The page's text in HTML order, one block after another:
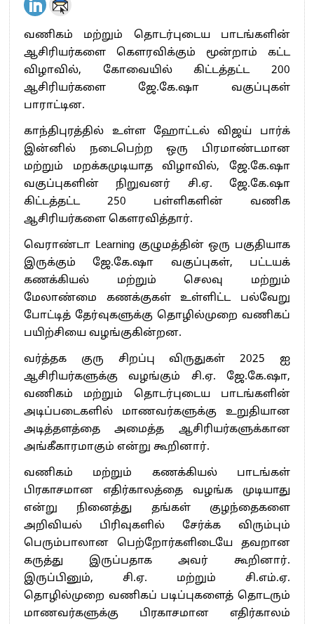
வணிகம் மற்றும் தொடர்புடைய பாடங்களின்
ஆசிரியர்களை கௌரவிக்கும் மூன்றாம் கட்ட
விழாவில், கோவையில் கிட்டத்தட்ட 200
ஆசிரியர்களை ஜே.கே.ஷா வகுப்புகள்
பாராட்டின.
காந்திபுரத்தில் உள்ள ஹோட்டல் விஜய் பார்க்
இன்னில் நடைபெற்ற ஒரு பிரமாண்டமான
மற்றும் மறக்கமுடியாத விழாவில், ஜே.கே.ஷா
வகுப்புகளின் நிறுவனர் சி.ஏ. ஜே.கே.ஷா
கிட்டத்தட்ட 250 பள்ளிகளின் வணிக
ஆசிரியர்களை கௌரவித்தார்.
வெராண்டா Learning குழுமத்தின் ஒரு பகுதியாக
இருக்கும் ஜே.கே.ஷா வகுப்புகள், பட்டயக்
கணக்கியல் மற்றும் செலவு மற்றும்
மேலாண்மை கணக்குகள் உள்ளிட்ட பல்வேறு
போட்டித் தேர்வுகளுக்கு தொழில்முறை வணிகப்
பயிற்சியை வழங்குகின்றன.
வர்த்தக குரு சிறப்பு விருதுகள் 2025 ஐ
ஆசிரியர்களுக்கு வழங்கும் சி.ஏ. ஜே.கே.ஷா,
வணிகம் மற்றும் தொடர்புடைய பாடங்களின்
அடிப்படைகளில் மாணவர்களுக்கு உறுதியான
அடித்தளத்தை அமைத்த ஆசிரியர்களுக்கான
அங்கீகாரமாகும் என்று கூறினார்.
வணிகம் மற்றும் கணக்கியல் பாடங்கள்
பிரகாசமான எதிர்காலத்தை வழங்க முடியாது
என்று நினைத்து தங்கள் குழந்தைகளை
அறிவியல் பிரிவுகளில் சேர்க்க விரும்பும்
பெரும்பாலான பெற்றோர்களிடையே தவறான
கருத்து இருப்பதாக அவர் கூறினார்.
இருப்பினும், சி.ஏ. மற்றும் சி.எம்.ஏ.
தொழில்முறை வணிகப் படிப்புகளைத் தொடரும்
மாணவர்களுக்கு பிரகாசமான எதிர்காலம்